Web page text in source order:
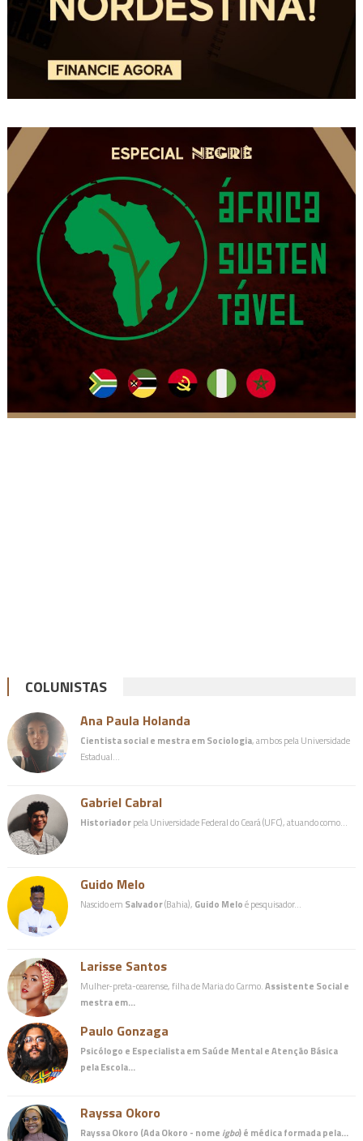
COLUNISTAS
Ana Paula Holanda
Cientista social e mestra em Sociologia, ambos pela Universidade
Estadual…
Gabriel Cabral
Historiadorpela Universidade Federal do Ceará (UFC), atuando como…
Guido Melo
Nascido em Salvador(Bahia), Guido Meloé pesquisador…
Larisse Santos
Mulher-preta-cearense, filha de Maria do Carmo.Assistente Social e
mestra em…
Paulo Gonzaga
Psicólogo e Especialista em Saúde Mental e Atenção Básica
pela Escola…
Rayssa Okoro
Rayssa Okoro (Ada Okoro - nome igbo) é médicaformada pela…